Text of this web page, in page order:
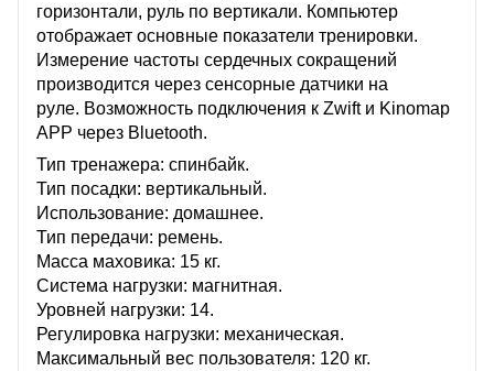
горизонтали, руль по вертикали. Компьютер
отображает основные показатели тренировки.
Измерение частоты сердечных сокращений
производится через сенсорные датчики на
руле. Возможность подключения к Zwift и Kinomap
APP через Bluetooth.
Тип тренажера: спинбайк.
Тип посадки: вертикальный.
Использование: домашнее.
Тип передачи: ремень.
Масса маховика: 15 кг.
Система нагрузки: магнитная.
Уровней нагрузки: 14.
Регулировка нагрузки: механическая.
Максимальный вес пользователя: 120 кг.